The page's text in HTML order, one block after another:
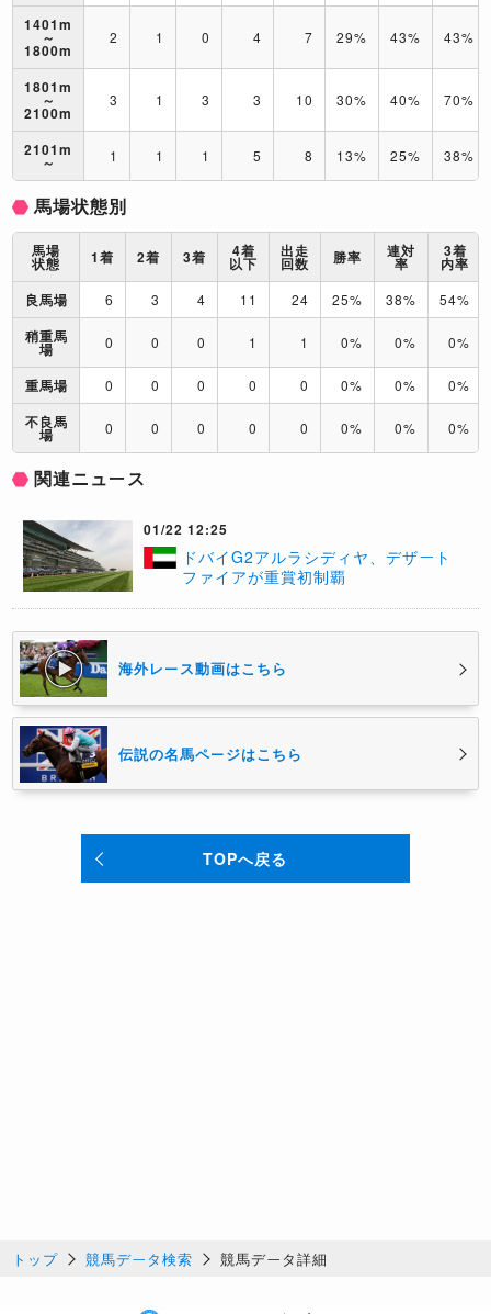
1401m
～
1800m
2 1 0 4 7 29% 43% 43%
1801m
～
2100m
3 1 3 3 10 30% 40% 70%
2101m
～ 1 1 1 5 8 13% 25% 38%
馬場状態別
馬場
状態 1着 2着 3着 4着
以下
出走
回数 勝率 連対
率
3着
内率
良馬場
6 3 4 11 24 25% 38% 54%
稍重馬
場 0 0 0 1 1 0% 0% 0%
重馬場 0 0 0 0 0 0% 0% 0%
不良馬
場 0 0 0 0 0 0% 0% 0%
関連ニュース
01/22 12:25
ドバイG2アルラシディヤ、デザート
ファイアが重賞初制覇
海外レース動画はこちら
伝説の名馬ページはこちら
TOPへ戻る
トップ 競馬データ検索 競馬データ詳細